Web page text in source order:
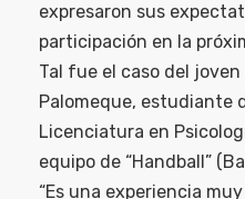
expresaron sus
participación en la
Tal fue el caso del joven
Palomeque, estudiante
Licenciatura en
equipo de “Handball”
“Es una experiencia